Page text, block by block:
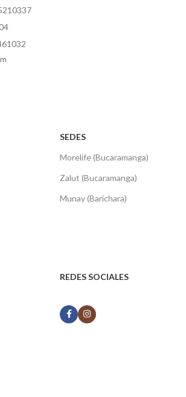
SEDES
Morelife (Bucaramanga)
Zalut (Bucaramanga)
Munay (Barichara)
REDES SOCIALES